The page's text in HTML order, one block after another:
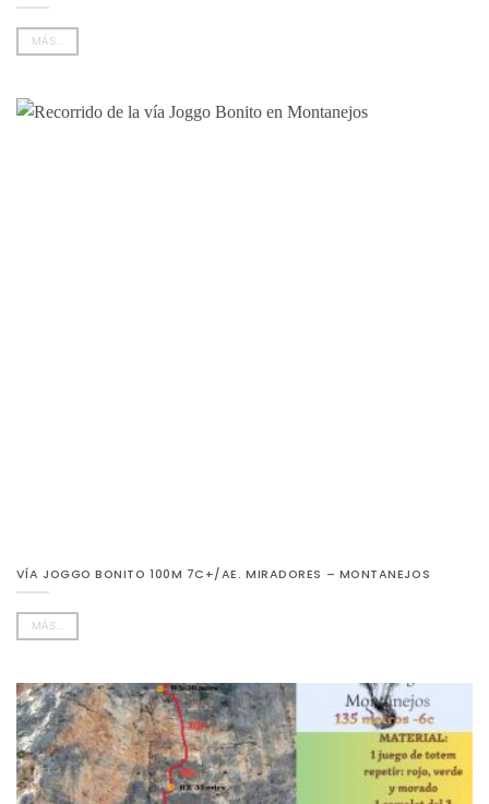
MÁS...
VÍA JOGGO BONITO 100M 7C+/AE. MIRADORES – MONTANEJOS
MÁS...